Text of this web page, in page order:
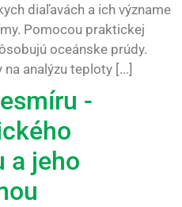
diaľavách a ich význame
Pomocou praktickej
oceánske prúdy.
analýzu teploty [...]
-
a jeho